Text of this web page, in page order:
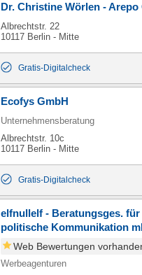
Dr. Christine Wörlen -
Albrechtstr. 22
10117 Berlin - Mitte
Gratis-Digitalcheck
Ecofys GmbH
Unternehmensberatung
Albrechtstr. 10c
10117 Berlin - Mitte
Gratis-Digitalcheck
elfnullelf - Beratungsges.
politische Kommunikation
Web Bewertungen
Werbeagenturen